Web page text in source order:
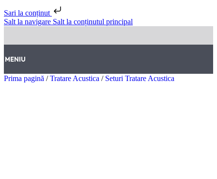
Sari la conținut
Salt la navigare Salt la conținutul principal
MENIU
Prima pagină / Tratare Acustica / Seturi Tratare Acustica